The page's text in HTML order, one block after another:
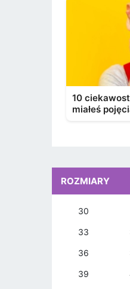
10
miałeś
ROZMIARY
30
33
36
39